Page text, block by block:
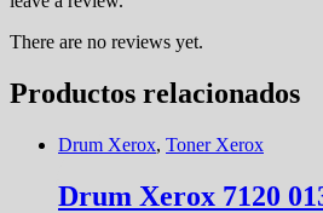
There are no reviews yet.
Productos relacionados
Drum Xerox, Toner Xerox
Drum Xerox 7120